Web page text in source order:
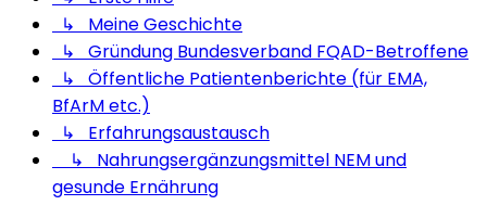
↳ Meine Geschichte
↳ Gründung Bundesverband FQAD-Betroffene
↳ Öffentliche Patientenberichte (für EMA,
BfArM etc.)
↳ Erfahrungsaustausch
↳ Nahrungsergänzungsmittel NEM und
gesunde Ernährung